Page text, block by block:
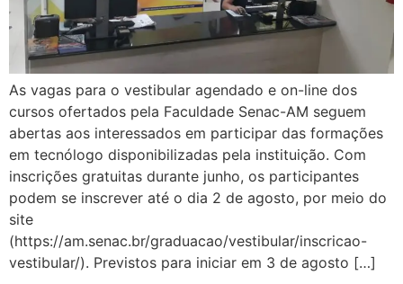
As vagas para o vestibular agendado e on-line dos
cursos ofertados pela Faculdade Senac-AM seguem
abertas aos interessados em participar das formações
em tecnólogo disponibilizadas pela instituição. Com
inscrições gratuitas durante junho, os participantes
podem se inscrever até o dia 2 de agosto, por meio do
site
(https://am.senac.br/graduacao/vestibular/inscricao-
vestibular/). Previstos para iniciar em 3 de agosto […]